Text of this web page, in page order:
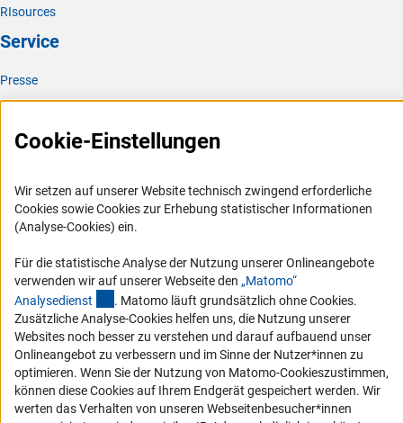
RIsources
Service
Presse
FAQ
Karriere
RSS-Feeds
Compliance
Barrierefreiheit
Service und Informationen für Menschen mit Behinderungen
Erklärung zur Barrierefreiheit
Barriere melden
DFG-aktuell
Cookie-Einstellungen
Wir setzen auf unserer Website technisch zwingend erforderliche
Cookies sowie Cookies zur Erhebung statistischer Informationen
(Analyse-Cookies) ein.
Für die statistische Analyse der Nutzung unserer Onlineangebote
verwenden wir auf unserer Webseite den „Matomo“
Analysedienst (externer Link)
. Matomo läuft grundsätzlich ohne Cookies.
Zusätzliche Analyse-Cookies helfen uns, die Nutzung unserer
Websites noch besser zu verstehen und darauf aufbauend unser
Onlineangebot zu verbessern und im Sinne der Nutzer*innen zu
optimieren. Wenn Sie der Nutzung von Matomo-Cookieszustimmen,
können diese Cookies auf Ihrem Endgerät gespeichert werden. Wir
werten das Verhalten von unseren Webseitenbesucher*innen